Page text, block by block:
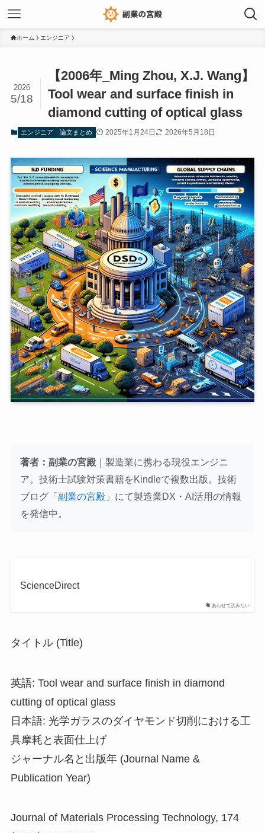
ホーム エンジニア
【2006年_Ming Zhou, X.J. Wang】
Tool wear and surface finish in
diamond cutting of optical glass
2026
5/18
エンジニア 論文まとめ 2025年1月24日 2026年5月18日
著者：副業の宮殿｜製造業に携わる現役エンジニ
ア。技術士試験対策書籍をKindleで複数出版。技術
ブログ「副業の宮殿 」にて製造業DX・AI活用の情報
を発信中。
あわせて読みたい
ScienceDirect
タイトル (Title)
英語: Tool wear and surface finish in diamond
cutting of optical glass
日本語: 光学ガラスのダイヤモンド切削における工
具摩耗と表面仕上げ
ジャーナル名と出版年 (Journal Name &
Publication Year)
Journal of Materials Processing Technology, 174